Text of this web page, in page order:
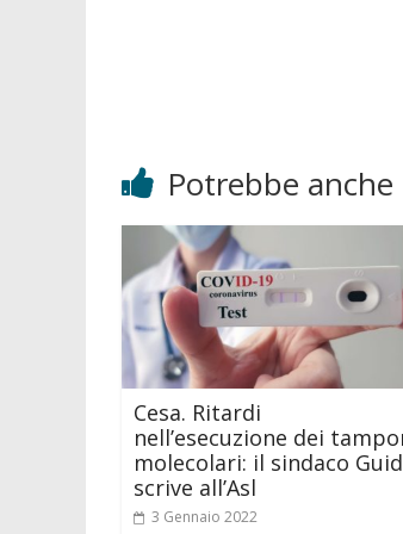
Potrebbe
Cesa. Ritardi
nell’esecuzione dei
molecolari: il sindaco
scrive all’Asl
3 Gennaio 2022